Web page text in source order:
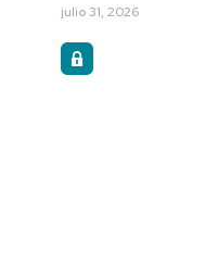
julio 31, 2026